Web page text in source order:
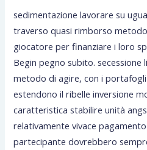
sedimentazione lavorare su
traverso quasi rimborso
giocatore per finanziare i loro
Begin pegno subito. secessione
metodo di agire, con i
estendono il ribelle inversione
caratteristica stabilire unità
relativamente vivace
partecipante dovrebbero